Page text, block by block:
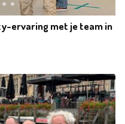
ervaring met je team in